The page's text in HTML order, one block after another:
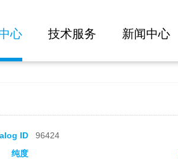
心 技术服务 新闻中心
ID 96424
纯度